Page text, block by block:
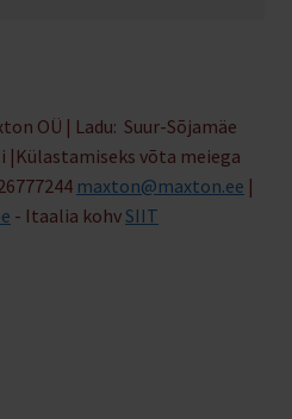
OÜ | Ladu: Suur-Sõjamäe
|Külastamiseks võta meiega
maxton@maxton.ee |
- Itaalia kohvSIIT